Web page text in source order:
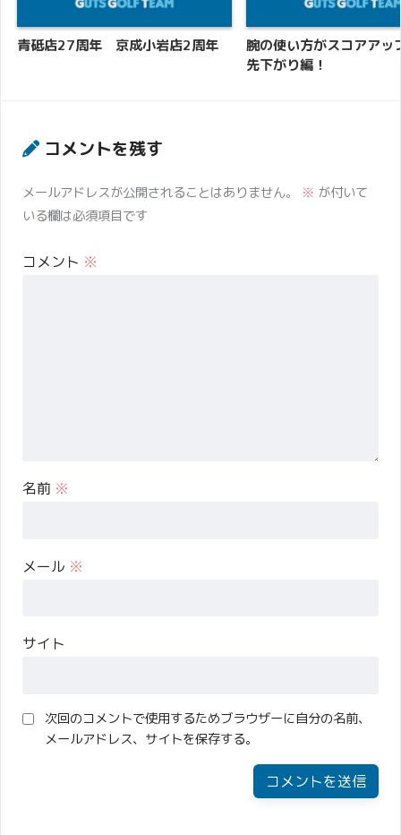
青砥店27周年 京成小岩店2周年
腕の使い方がスコアアッ
先下がり編！
コメントを残す
メールアドレスが公開されることはありません。 ※ が付いて
いる欄は必須項目です
コメント ※
名前 ※
メール ※
サイト
次回のコメントで使用するためブラウザーに自分の名前、
メールアドレス、サイトを保存する。